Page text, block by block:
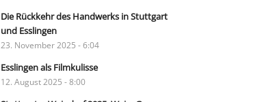
Die Rückkehr des Handwerks in Stuttgart
und Esslingen
23. November 2025 - 6:04
Esslingen als Filmkulisse
12. August 2025 - 8:00